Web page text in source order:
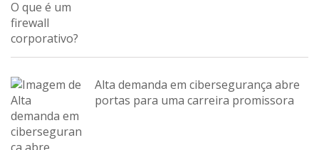
Alta demanda em cibersegurança abre
portas para uma carreira promissora